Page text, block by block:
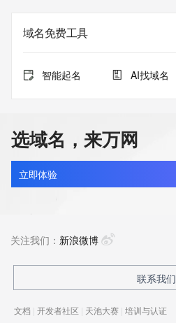
域名免费工具
智能起名 AI找域名
选域名，来万网
立即体验
关注我们： 新浪微博
联系我们
文档 | 开发者社区 | 天池大赛 | 培训与认证